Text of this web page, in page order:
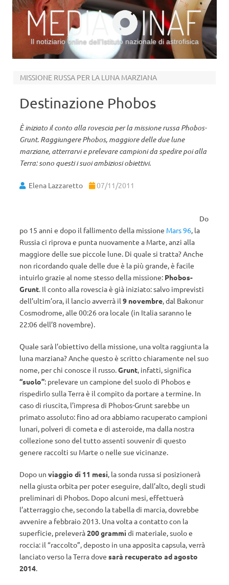
Il notiziario online dell’Istituto nazionale di astrofisica
MISSIONE RUSSA PER LA LUNA MARZIANA
Destinazione Phobos
È iniziato il conto alla rovescia per la missione russa Phobos-
Grunt. Raggiungere Phobos, maggiore delle due lune
marziane, atterrarvi e prelevare campioni da spedire poi alla
Terra: sono questi i suoi ambiziosi obiettivi.
Elena Lazzaretto 07/11/2011
Do
po 15 anni e dopo il fallimento della missione Mars 96, la
Russia ci riprova e punta nuovamente a Marte, anzi alla
maggiore delle sue piccole lune. Di quale si tratta? Anche
non ricordando quale delle due è la più grande, è facile
intuirlo grazie al nome stesso della missione: Phobos-
Grunt. Il conto alla rovescia è già iniziato: salvo imprevisti
dell’ultim’ora, il lancio avverrà il 9 novembre, dal Bakonur
Cosmodrome, alle 00:26 ora locale (in Italia saranno le
22:06 dell’8 novembre).
Quale sarà l’obiettivo della missione, una volta raggiunta la
luna marziana? Anche questo è scritto chiaramente nel suo
nome, per chi conosce il russo.Grunt, infatti, significa
“suolo”: prelevare un campione del suolo di Phobos e
rispedirlo sulla Terra è il compito da portare a termine. In
caso di riuscita, l’impresa di Phobos-Grunt sarebbe un
primato assoluto: fino ad ora abbiamo racuperato campioni
lunari, polveri di cometa e di asteroide, ma dalla nostra
collezione sono del tutto assenti souvenir di questo
genere raccolti su Marte o nelle sue vicinanze.
Dopo un viaggio di 11 mesi, la sonda russa si posizionerà
nella giusta orbita per poter eseguire, dall’alto, degli studi
preliminari di Phobos. Dopo alcuni mesi, effettuerà
l’atterraggio che, secondo la tabella di marcia, dovrebbe
avvenire a febbraio 2013. Una volta a contatto con la
superficie, preleverà200 grammi di materiale, suolo e
roccia: il “raccolto”, deposto in una apposita capsula, verrà
lanciato verso la Terra dove sarà recuperato ad agosto
2014.